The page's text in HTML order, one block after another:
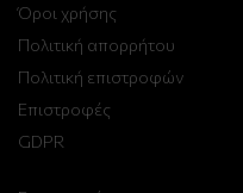
Όροι χρήσης
Πολιτική απορρήτου
Πολιτική επιστροφών
Επιστροφές
GDPR